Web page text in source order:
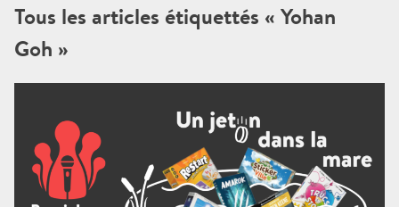
Tous les articles étiquettés « Yohan
Goh »